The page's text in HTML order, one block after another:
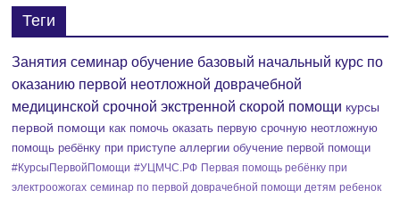
я
т
и
е
Теги
Занятия семинар обучение базовый начальный курс по
оказанию первой неотложной доврачебной
медицинской срочной экстренной скорой помощи курсы
первой помощи как помочь оказать первую срочную неотложную
помощь ребёнку при приступе аллергии обучение первой помощи
#КурсыПервойПомощи #УЦМЧС.РФ Первая помощь ребёнку при
электроожогах семинар по первой доврачебной помощи детям ребенок